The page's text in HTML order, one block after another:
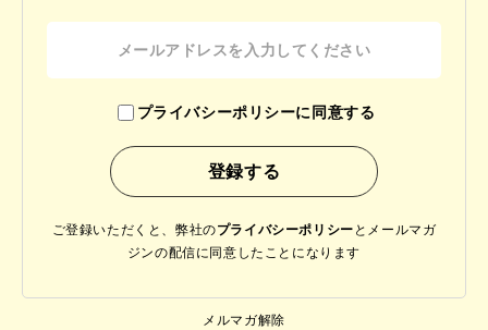
プライバシーポリシーに同意する
ご登録いただくと、弊社のプライバシーポリシー と メールマガ
ジンの配信に同意したことになります
メルマガ解除